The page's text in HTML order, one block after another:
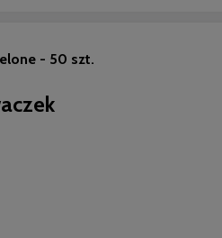
- 50 szt.